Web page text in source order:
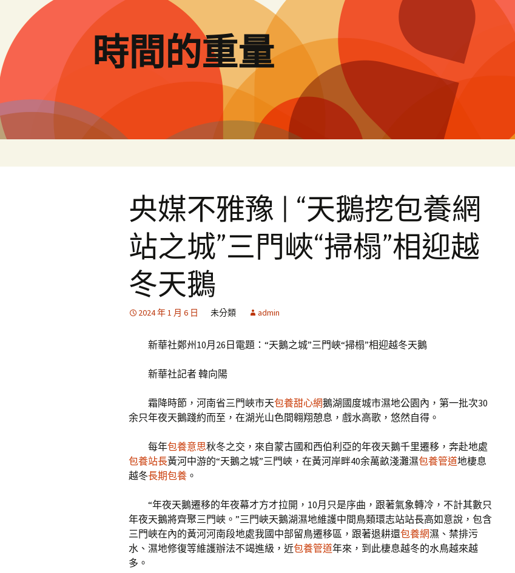
要
內
容
時間的重量
央媒不雅豫 | “天鵝挖包養網
站之城”三門峽“掃榻”相迎越
冬天鵝
2024 年 1 月 6 日 未分類 admin
新華社鄭州10月26日電題：“天鵝之城”三門峽“掃榻”相迎越冬天鵝
新華社記者 韓向陽
霜降時節，河南省三門峽市天包養甜心網鵝湖國度城市濕地公園內，第一批次30
余只年夜天鵝踐約而至，在湖光山色間翱翔憩息，戲水高歌，悠然自得。
每年包養意思秋冬之交，來自蒙古國和西伯利亞的年夜天鵝千里遷移，奔赴地處
包養站長黃河中游的“天鵝之城”三門峽，在黃河岸畔40余萬畝淺灘濕包養管道地棲息
越冬長期包養 。
“年夜天鵝遷移的年夜幕才方才拉開，10月只是序曲，跟著氣象轉冷，不計其數只
年夜天鵝將齊聚三門峽。”三門峽天鵝湖濕地維護中間鳥類環志站站長高如意說，包含
三門峽在內的黃河河南段地處我國中部留鳥遷移區，跟著退耕還包養網濕、禁排污
水、濕地修復等維護辦法不竭進級，近包養管道年來，到此棲息越冬的水鳥越來越
多。